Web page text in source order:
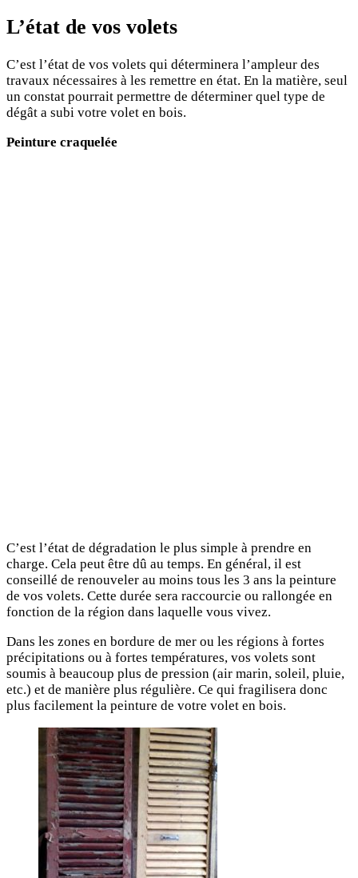
L’état de vos volets
C’est l’état de vos volets qui déterminera l’ampleur des
travaux nécessaires à les remettre en état. En la matière, seul
un constat pourrait permettre de déterminer quel type de
dégât a subi votre volet en bois.
Peinture craquelée
C’est l’état de dégradation le plus simple à prendre en
charge. Cela peut être dû au temps. En général, il est
conseillé de renouveler au moins tous les 3 ans la peinture
de vos volets. Cette durée sera raccourcie ou rallongée en
fonction de la région dans laquelle vous vivez.
Dans les zones en bordure de mer ou les régions à fortes
précipitations ou à fortes températures, vos volets sont
soumis à beaucoup plus de pression (air marin, soleil, pluie,
etc.) et de manière plus régulière. Ce qui fragilisera donc
plus facilement la peinture de votre volet en bois.